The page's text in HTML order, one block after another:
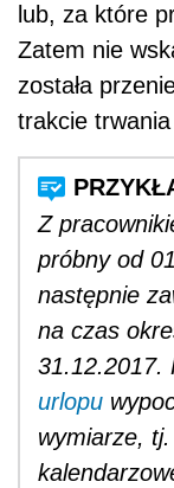
lub, za które
Zatem nie
została
trakcie
Z
próbny od
następnie
na czas
31.12.2017.
urlopu
wymiarze,